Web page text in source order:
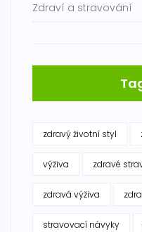
Zdraví a stravování
zdravý životní styl
výživa zdravé
zdravá výživa
stravovací návyky